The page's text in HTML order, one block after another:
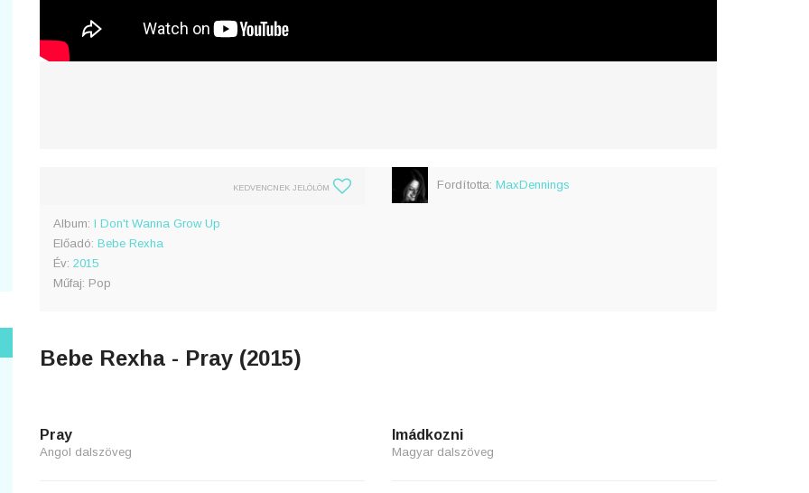
KEDVENCNEK JELÖLÖM
Album: I Don't Wanna Grow Up
Előadó: Bebe Rexha
Év: 2015
Műfaj: Pop
Fordította: MaxDennings
Bebe Rexha - Pray (2015)
Pray
Angol dalszöveg
Imádkozni
Magyar dalszöveg